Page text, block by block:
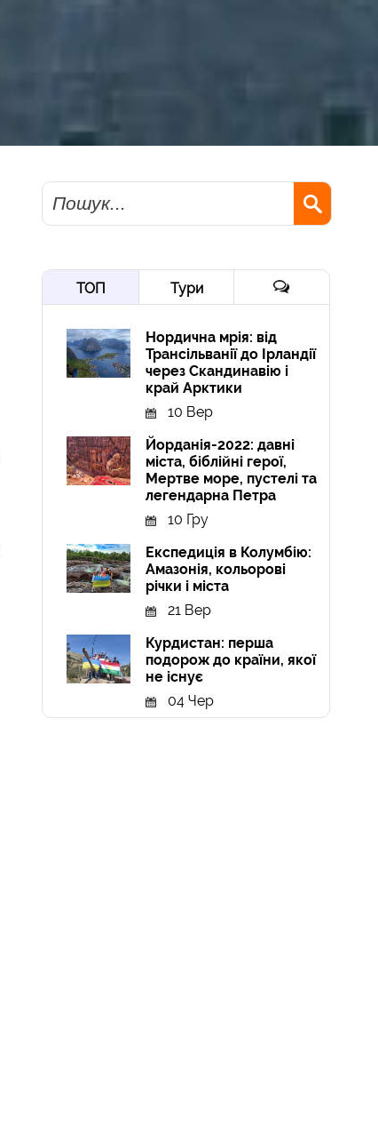
Пошук
ТОП Тури
Нордична мрія: від
Трансільванії до Ірландії
через Скандинавію і
край Арктики
10 Вер
Йорданія-2022: давні
міста, біблійні герої,
Мертве море, пустелі та
легендарна Петра
10 Гру
Експедиція в Колумбію:
Амазонія, кольорові
річки і міста
21 Вер
Курдистан: перша
подорож до країни, якої
не існує
04 Чер